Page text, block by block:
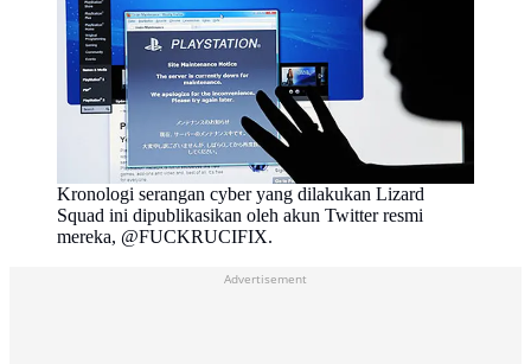
Kronologi serangan cyber yang dilakukan Lizard
Squad ini dipublikasikan oleh akun Twitter resmi
mereka, @FUCKRUCIFIX.
Advertisement